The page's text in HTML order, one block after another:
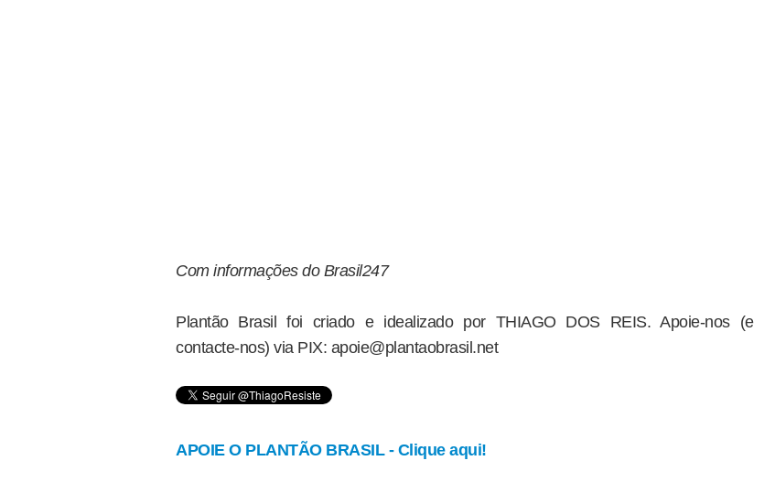
Com informações do Brasil247
Plantão Brasil foi criado e idealizado por THIAGO DOS REIS. Apoie-nos (e
contacte-nos) via PIX: apoie@plantaobrasil.net
APOIE O PLANTÃO BRASIL - Clique aqui!